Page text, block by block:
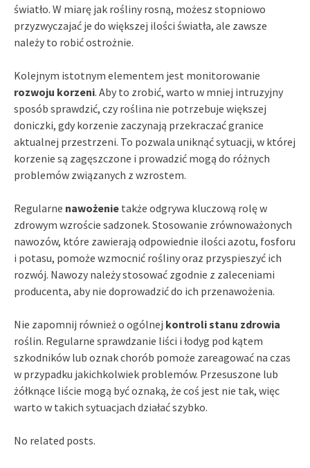
światło. W miarę jak rośliny rosną, możesz stopniowo
przyzwyczajać je do większej ilości światła, ale zawsze
należy to robić ostrożnie.
Kolejnym istotnym elementem jest monitorowanie
rozwoju korzeni. Aby to zrobić, warto w mniej intruzyjny
sposób sprawdzić, czy roślina nie potrzebuje większej
doniczki, gdy korzenie zaczynają przekraczać granice
aktualnej przestrzeni. To pozwala uniknąć sytuacji, w której
korzenie są zagęszczone i prowadzić mogą do różnych
problemów związanych z wzrostem.
Regularne nawożenie także odgrywa kluczową rolę w
zdrowym wzroście sadzonek. Stosowanie zrównoważonych
nawozów, które zawierają odpowiednie ilości azotu, fosforu
i potasu, pomoże wzmocnić rośliny oraz przyspieszyć ich
rozwój. Nawozy należy stosować zgodnie z zaleceniami
producenta, aby nie doprowadzić do ich przenawożenia.
Nie zapomnij również o ogólnej kontroli stanu zdrowia
roślin. Regularne sprawdzanie liści i łodyg pod kątem
szkodników lub oznak chorób pomoże zareagować na czas
w przypadku jakichkolwiek problemów. Przesuszone lub
żółknące liście mogą być oznaką, że coś jest nie tak, więc
warto w takich sytuacjach działać szybko.
No related posts.